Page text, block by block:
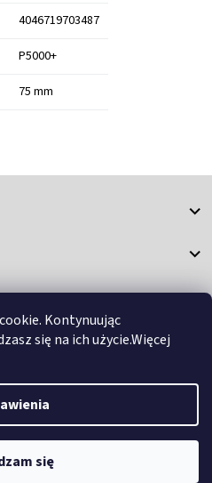
Kontynuując
się na ich użycie.Więcej
się
4046719703487
P5000+
75 mm
plików cookie